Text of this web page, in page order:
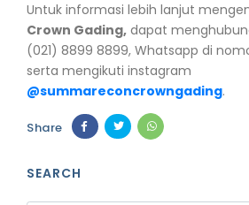
Untuk informasi lebih lanjut
Crown Gading, dapat
(021) 8899 8899, Whatsapp di
serta mengikuti instagram
@summareconcrowngading.
Share
SEARCH